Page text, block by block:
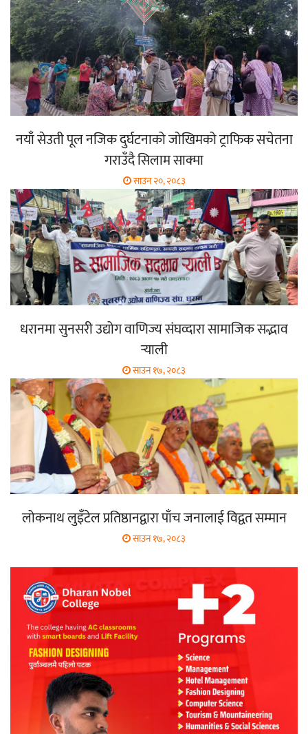
नयाँ सेउती पूल नजिक दुर्घटनाको जोखिमको ट्राफिक सचेतना
गराउँदै सिलाम साक्मा
साउन २०, २०८३
धरानमा सुनसरी उद्योग वाणिज्य संघव्दारा सामाजिक सद्भाव
र्‍याली
साउन १७, २०८३
लोकनाथ लुइँटेल प्रतिष्ठानद्वारा पाँच जनालाई विद्वत सम्मान
साउन १७, २०८३